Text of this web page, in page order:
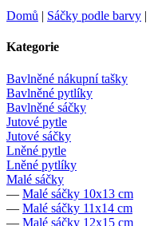
Domů | Sáčky podle barvy |
Kategorie
Bavlněné nákupní tašky
Bavlněné pytlíky
Bavlněné sáčky
Jutové pytle
Jutové sáčky
Lněné pytle
Lněné pytlíky
Malé sáčky
— Malé sáčky 10x13 cm
— Malé sáčky 11x14 cm
— Malé sáčky 12x15 cm